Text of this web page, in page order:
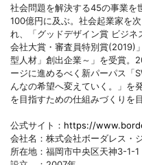
社会問題を解決する45の事業を
100億円に及ぶ。社会起業家を
れ、「グッドデザイン賞 ビジ
会社大賞・審査員特別賞(2019)
型人材」創出企業～」を受賞。
ージに進めるべく新パーパス
んなの希望へ変えていく。」を
を目指すための仕組みづくりを目
公式サイト： https://
会社名：株式会社ボーダレス・
所在地：福岡市中央区天神3-1-